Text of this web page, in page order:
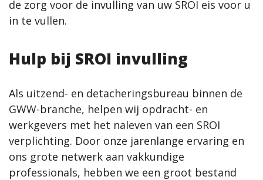
de zorg voor de invulling van uw SROI eis voor u
in te vullen.
Hulp bij SROI invulling
Als uitzend- en detacheringsbureau binnen de
GWW-branche, helpen wij opdracht- en
werkgevers met het naleven van een SROI
verplichting. Door onze jarenlange ervaring en
ons grote netwerk aan vakkundige
professionals, hebben we een groot bestand